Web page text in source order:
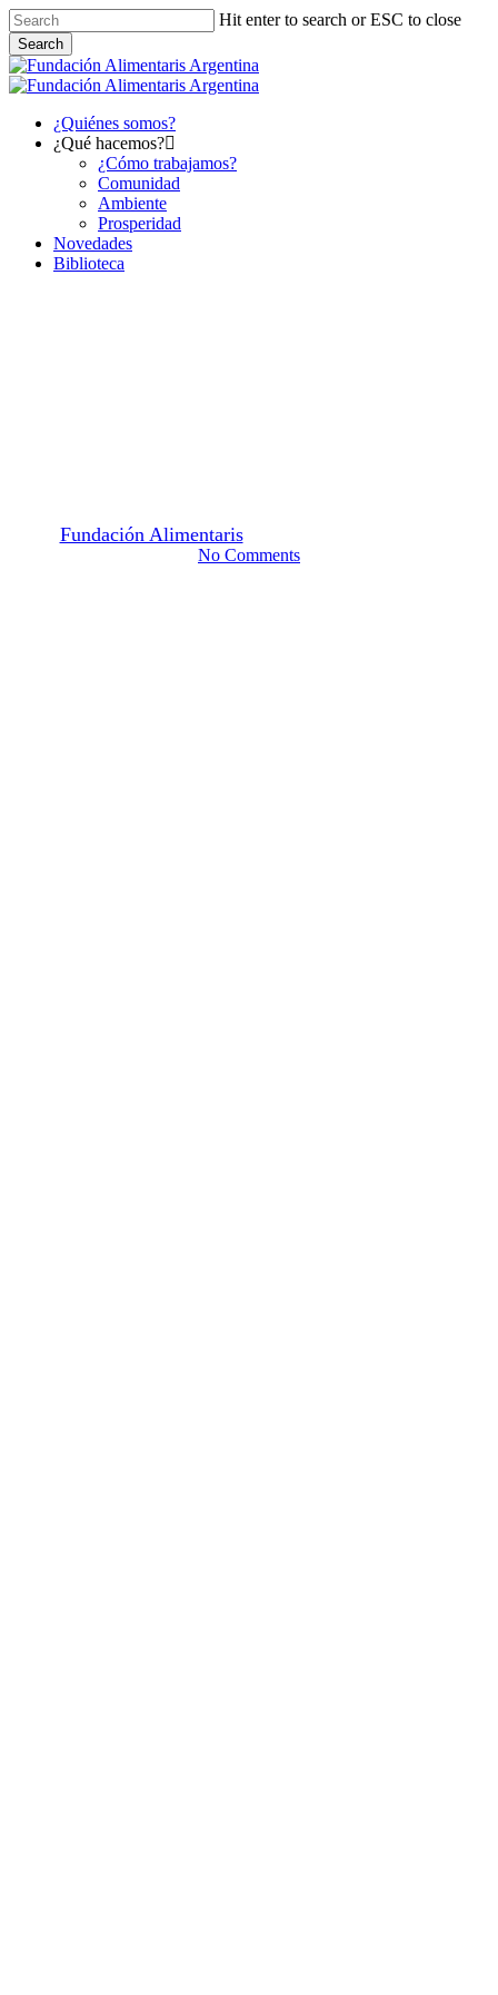
Skip
to
main
content
Hit enter to search or ESC to close
Search
Close
Search
Menu
¿Quiénes somos?
¿Qué hacemos?
¿Cómo trabajamos?
Comunidad
Ambiente
Prosperidad
Novedades
Biblioteca
Fundación Alimentarismayo 20, 2026
No Comments